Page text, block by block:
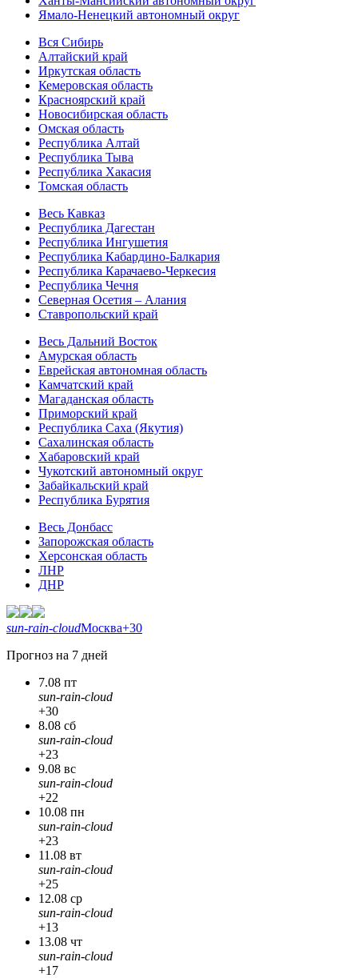
Ямало-Ненецкий автономный округ
Вся Сибирь
Алтайский край
Иркутская область
Кемеровская область
Красноярский край
Новосибирская область
Омская область
Республика Алтай
Республика Тыва
Республика Хакасия
Томская область
Весь Кавказ
Республика Дагестан
Республика Ингушетия
Республика Кабардино-Балкария
Республика Карачаево-Черкесия
Республика Чечня
Северная Осетия – Алания
Ставропольский край
Весь Дальний Восток
Амурская область
Еврейская автономная область
Камчатский край
Магаданская область
Приморский край
Республика Саха (Якутия)
Сахалинская область
Хабаровский край
Чукотский автономный округ
Забайкальский край
Республика Бурятия
Весь Донбасс
Запорожская область
Херсонская область
ЛНР
ДНР
sun-rain-cloudМосква+30
Прогноз на 7 дней
7.08 пт
sun-rain-cloud
+30
8.08 сб
sun-rain-cloud
+23
9.08 вс
sun-rain-cloud
+22
10.08 пн
sun-rain-cloud
+23
11.08 вт
sun-rain-cloud
+25
12.08 ср
sun-rain-cloud
+13
13.08 чт
sun-rain-cloud
+17